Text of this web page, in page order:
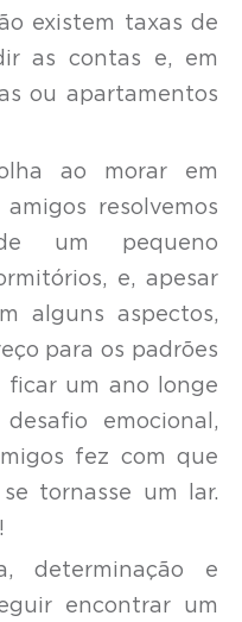
existem taxas de
as contas e, em
ou apartamentos
ao morar em
resolvemos
um pequeno
e, apesar
alguns aspectos,
para os padrões
ficar um ano longe
emocional,
fez com que
tornasse um lar.
determinação e
encontrar um